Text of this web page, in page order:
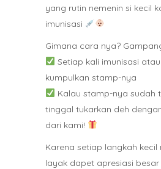
yang rutin nemenin si kecil
imunisasi
Gimana cara nya?
Setiap kali imunisasi
kumpulkan stamp-nya
Kalau stamp-nya sudah
tinggal tukarkan deh
dari kami!
Karena setiap langkah kecil
layak dapet apresiasi besar